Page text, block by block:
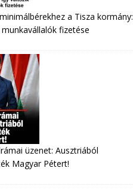
a Tisza kormány:
fizetése
üzenet: Ausztriából
Magyar Pétert!